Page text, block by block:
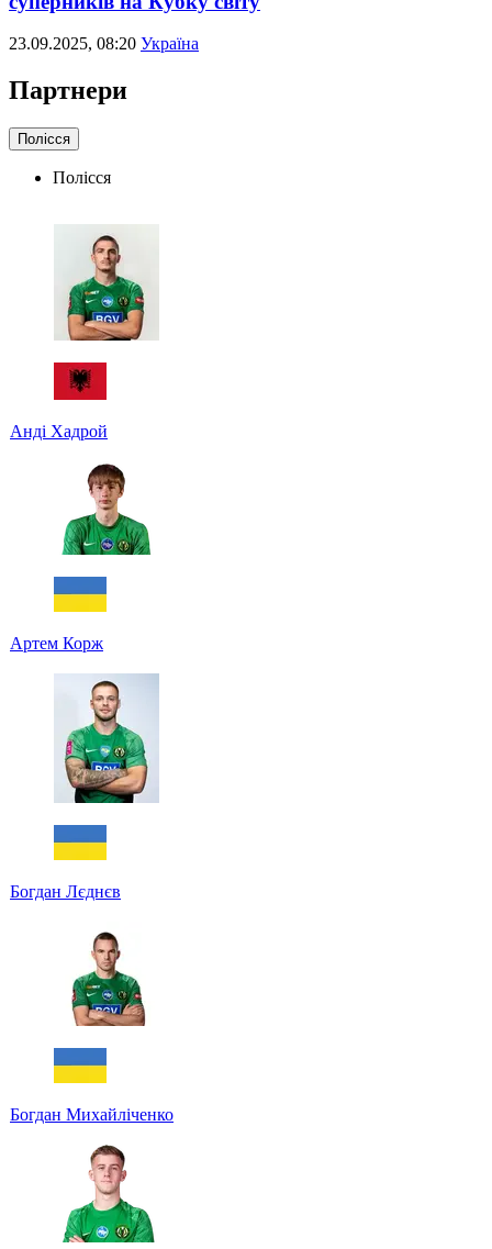
23.09.2025, 08:20 Україна
Партнери
Полісся
Полісся
Анді Хадрой
Артем Корж
Богдан Лєднєв
Богдан Михайліченко